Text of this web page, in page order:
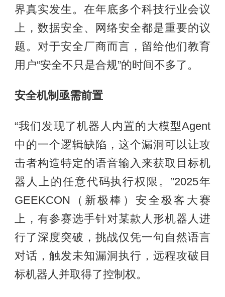
界真实发生。在年底多个科技行业会议
上，数据安全、网络安全都是重要的议
题。对于安全厂商而言，留给他们教育
用户“安全不只是合规”的时间不多了。
安全机制亟需前置
“我们发现了机器人内置的大模型Agent
中的一个逻辑缺陷，这个漏洞可以让攻
击者构造特定的语音输入来获取目标机
器人上的任意代码执行权限。”2025年
GEEKCON（新极棒）安全极客大赛
上，有参赛选手针对某款人形机器人进
行了深度突破，挑战仅凭一句自然语言
对话，触发未知漏洞执行，远程攻破目
标机器人并取得了控制权。